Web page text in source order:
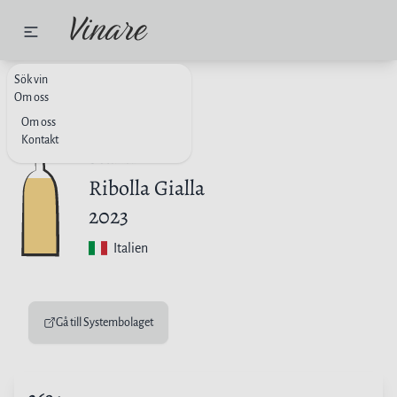
Sök vin
Om oss
Om oss
Kontakt
VITT VIN
Sturm
Ribolla Gialla
2023
Italien
Gå till Systembolaget